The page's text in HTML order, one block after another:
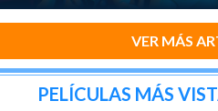
VER MÁS
PELÍCULAS MÁS